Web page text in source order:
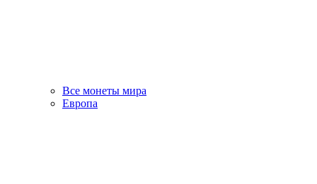
Все монеты мира
Европа